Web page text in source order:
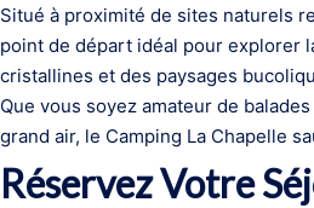
Situé à proximité de sites naturels
point de départ idéal pour explorer
cristallines et des paysages
Que vous soyez amateur de
grand air, le Camping La Chapelle
Réservez Votre